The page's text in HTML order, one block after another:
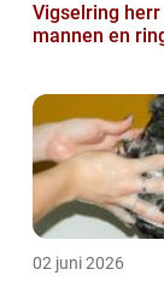
Vigselring herr så väljer
mannen en
02 juni 2026